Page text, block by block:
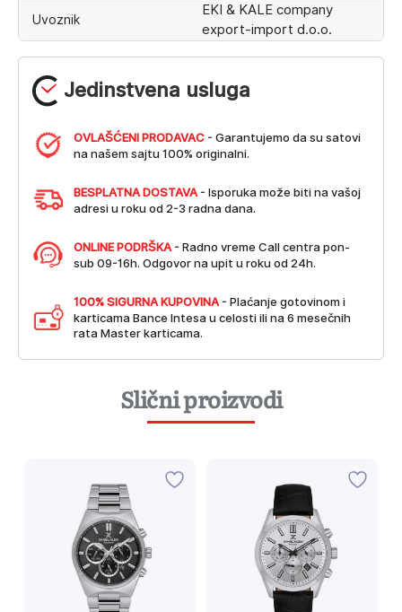
Jedinstvena usluga
OVLAŠĆENI PRODAVAC - Garantujemo da su satovi
na našem sajtu 100% originalni.
BESPLATNA DOSTAVA - Isporuka može biti na vašoj
adresi u roku od 2-3 radna dana.
ONLINE PODRŠKA - Radno vreme Call centra pon-
sub 09-16h. Odgovor na upit u roku od 24h.
100% SIGURNA KUPOVINA - Plaćanje gotovinom i
karticama Bance Intesa u celosti ili na 6 mesečnih
rata Master karticama.
Uvoznik
EKI & KALE company
export-import d.o.o.
Slični proizvodi